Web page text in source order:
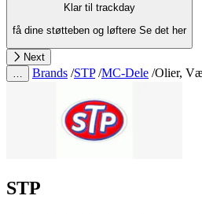
Klar til trackday
få dine støtteben og løftere Se det her
Next
Brands /STP /MC-Dele /Olier,
STP